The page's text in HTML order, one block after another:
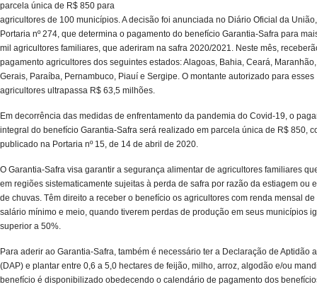
parcela única de R$ 850 para
agricultores de 100 municípios. A decisão foi anunciada no Diário Oficial da
Portaria nº 274, que determina o pagamento do benefício Garantia-Safra para
mil agricultores familiares, que aderiram na safra 2020/2021. Neste mês,
pagamento agricultores dos seguintes estados: Alagoas, Bahia, Ceará,
Gerais, Paraíba, Pernambuco, Piauí e Sergipe. O montante autorizado para esses
agricultores ultrapassa R$ 63,5 milhões.
Em decorrência das medidas de enfrentamento da pandemia do Covid-19, o
integral do benefício Garantia-Safra será realizado em parcela única de R$ 850,
publicado na Portaria nº 15, de 14 de abril de 2020.
O Garantia-Safra visa garantir a segurança alimentar de agricultores familiares
em regiões sistematicamente sujeitas à perda de safra por razão da estiagem ou
de chuvas. Têm direito a receber o benefício os agricultores com renda mensal de
salário mínimo e meio, quando tiverem perdas de produção em seus municípios
superior a 50%.
Para aderir ao Garantia-Safra, também é necessário ter a Declaração de Aptidão
(DAP) e plantar entre 0,6 a 5,0 hectares de feijão, milho, arroz, algodão e/ou
benefício é disponibilizado obedecendo o calendário de pagamento dos